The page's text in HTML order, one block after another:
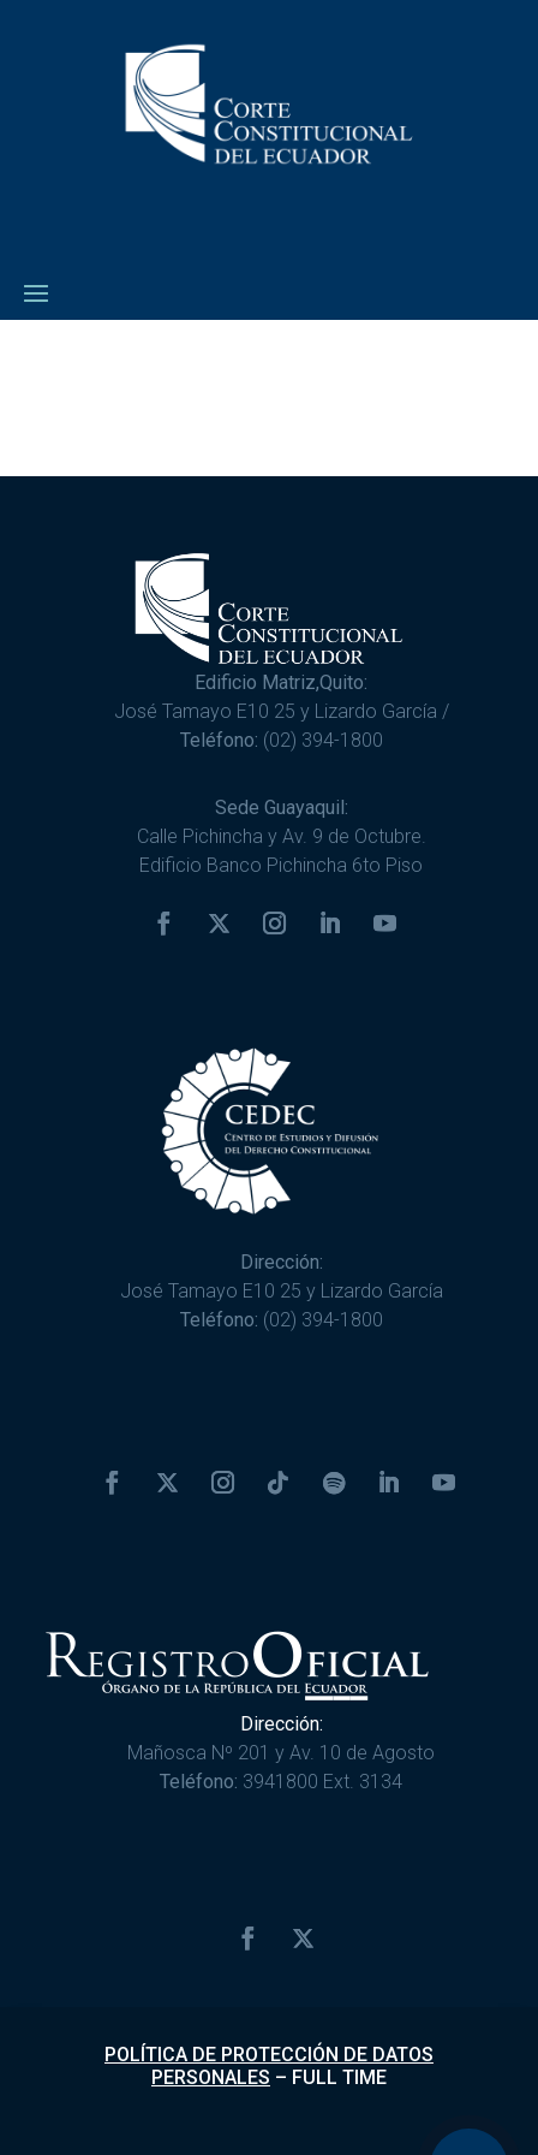
Edificio Matriz,Quito:
José Tamayo E10 25 y Lizardo García /
Teléfono: (02) 394-1800
Sede Guayaquil:
Calle Pichincha y Av. 9 de Octubre.
Edificio Banco Pichincha 6to Piso
Dirección:
José Tamayo E10 25 y Lizardo García
Teléfono: (02) 394-1800
Dirección:
Mañosca Nº 201 y Av. 10 de Agosto
Teléfono: 3941800 Ext. 3134
POLÍTICA DE PROTECCIÓN DE DATOS
PERSONALES – FULL TIME